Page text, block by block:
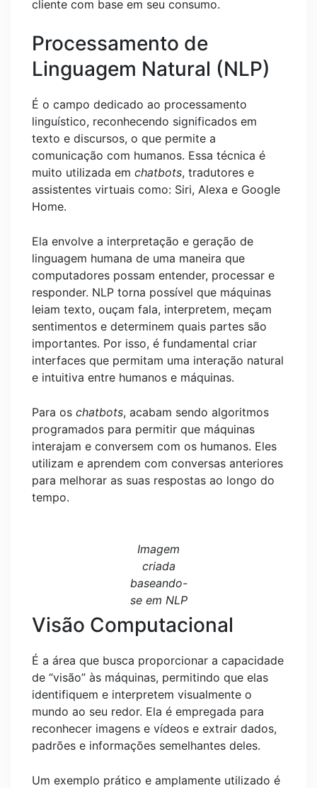
cliente com base em seu consumo.
Processamento de
Linguagem Natural (NLP)
É o campo dedicado ao processamento
linguístico, reconhecendo significados em
texto e discursos, o que permite a
comunicação com humanos. Essa técnica é
muito utilizada em chatbots, tradutores e
assistentes virtuais como: Siri, Alexa e Google
Home.
Ela envolve a interpretação e geração de
linguagem humana de uma maneira que
computadores possam entender, processar e
responder. NLP torna possível que máquinas
leiam texto, ouçam fala, interpretem, meçam
sentimentos e determinem quais partes são
importantes. Por isso, é fundamental criar
interfaces que permitam uma interação natural
e intuitiva entre humanos e máquinas.
Para os chatbots, acabam sendo algoritmos
programados para permitir que máquinas
interajam e conversem com os humanos. Eles
utilizam e aprendem com conversas anteriores
para melhorar as suas respostas ao longo do
tempo.
Imagem
criada
baseando-
se em NLP
Visão Computacional
É a área que busca proporcionar a capacidade
de “visão” às máquinas, permitindo que elas
identifiquem e interpretem visualmente o
mundo ao seu redor. Ela é empregada para
reconhecer imagens e vídeos e extrair dados,
padrões e informações semelhantes deles.
Um exemplo prático e amplamente utilizado é